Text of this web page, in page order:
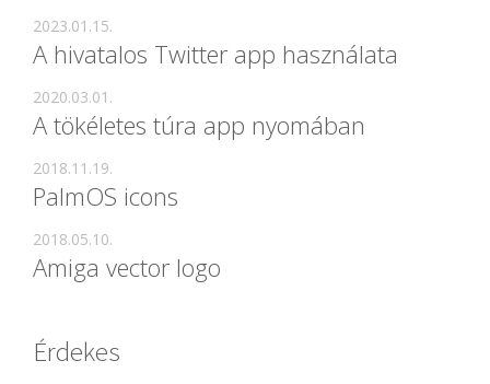
A hivatalos Twitter app használata
2023.01.15.
A tökéletes túra app nyomában
2020.03.01.
PalmOS icons
2018.11.19.
Amiga vector logo
2018.05.10.
Érdekes